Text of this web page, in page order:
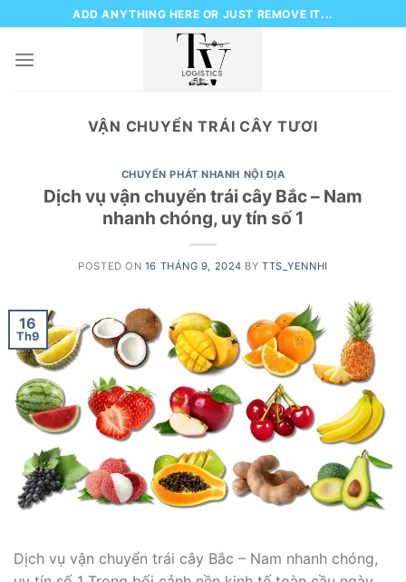
to
content
ADD ANYTHING HERE OR JUST REMOVE IT...
VẬN CHUYỂN TRÁI CÂY TƯƠI
CHUYỂN PHÁT NHANH NỘI ĐỊA
Dịch vụ vận chuyển trái cây Bắc – Nam
nhanh chóng, uy tín số 1
POSTED ON 16 THÁNG 9, 2024 BYTTS_YENNHI
16
Th9
Dịch vụ vận chuyển trái cây Bắc – Nam nhanh chóng,